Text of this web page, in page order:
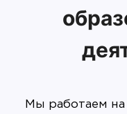
Мы работаем на